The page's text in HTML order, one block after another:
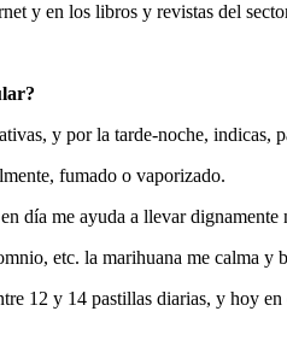
y en los libros y revistas del
y por la tarde-noche, indicas,
fumado o vaporizado.
día me ayuda a llevar dignamente
etc. la marihuana me calma
12 y 14 pastillas diarias, y hoy